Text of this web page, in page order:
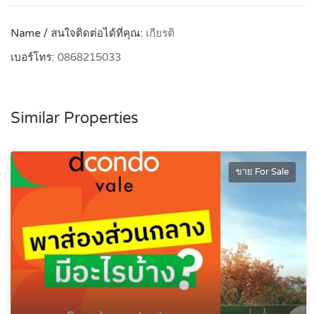
Name / สนใจติดต่อได้ที่คุณ: เกียรติ
เบอร์โทร: 0868215033
Similar Properties
ขาย For Sale